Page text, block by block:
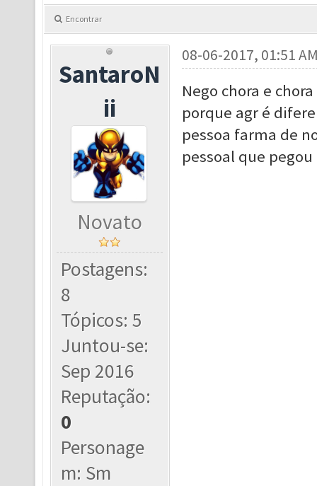
Encontrar
SantaroN
ii
Novato
Postagens:
8
Tópicos: 5
Juntou-se:
Sep 2016
Reputação:
0
Personage
m: Sm
08-06-2017, 01:51
Nego chora e
porque agr é
pessoa farma de
pessoal que